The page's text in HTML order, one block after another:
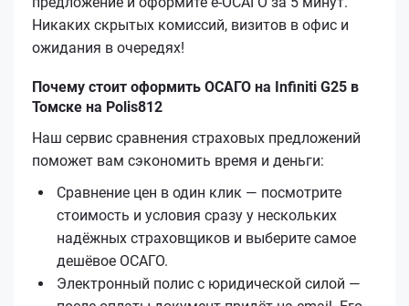
Никаких скрытых комиссий, визитов в офис и
ожидания в очередях!
Почему стоит оформить ОСАГО на Infiniti G25 в
Томске на Polis812
Наш сервис сравнения страховых предложений
поможет вам сэкономить время и деньги:
Сравнение цен в один клик — посмотрите
стоимость и условия сразу у нескольких
надёжных страховщиков и выберите самое
дешёвое ОСАГО.
Электронный полис с юридической силой —